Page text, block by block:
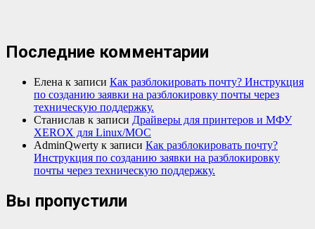
Последние комментарии
Елена к записи Как разблокировать почту? Инструкция
по созданию заявки на разблокировку почты через
техническую поддержку.
Станислав к записи Драйверы для принтеров и МФУ
XEROX для Linux/МОС
AdminQwerty к записи Как разблокировать почту?
Инструкция по созданию заявки на разблокировку
почты через техническую поддержку.
Вы пропустили